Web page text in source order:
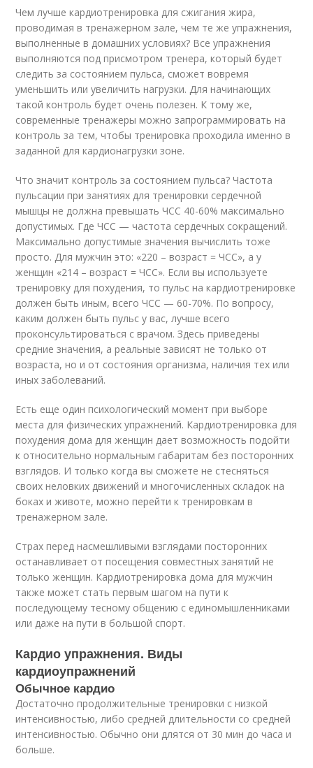
Чем лучше кардиотренировка для сжигания жира,
проводимая в тренажерном зале, чем те же упражнения,
выполненные в домашних условиях? Все упражнения
выполняются под присмотром тренера, который будет
следить за состоянием пульса, сможет вовремя
уменьшить или увеличить нагрузки. Для начинающих
такой контроль будет очень полезен. К тому же,
современные тренажеры можно запрограммировать на
контроль за тем, чтобы тренировка проходила именно в
заданной для кардионагрузки зоне.
Что значит контроль за состоянием пульса? Частота
пульсации при занятиях для тренировки сердечной
мышцы не должна превышать ЧСС 40-60% максимально
допустимых. Где ЧСС — частота сердечных сокращений.
Максимально допустимые значения вычислить тоже
просто. Для мужчин это: «220 – возраст = ЧСС», а у
женщин «214 – возраст = ЧСС». Если вы используете
тренировку для похудения, то пульс на кардиотренировке
должен быть иным, всего ЧСС — 60-70%. По вопросу,
каким должен быть пульс у вас, лучше всего
проконсультироваться с врачом. Здесь приведены
средние значения, а реальные зависят не только от
возраста, но и от состояния организма, наличия тех или
иных заболеваний.
Есть еще один психологический момент при выборе
места для физических упражнений. Кардиотренировка для
похудения дома для женщин дает возможность подойти
к относительно нормальным габаритам без посторонних
взглядов. И только когда вы сможете не стесняться
своих неловких движений и многочисленных складок на
боках и животе, можно перейти к тренировкам в
тренажерном зале.
Страх перед насмешливыми взглядами посторонних
останавливает от посещения совместных занятий не
только женщин. Кардиотренировка дома для мужчин
также может стать первым шагом на пути к
последующему тесному общению с единомышленниками
или даже на пути в большой спорт.
Кардио упражнения. Виды
кардиоупражнений
Обычное кардио
Достаточно продолжительные тренировки с низкой
интенсивностью, либо средней длительности со средней
интенсивностью. Обычно они длятся от 30 мин до часа и
больше.